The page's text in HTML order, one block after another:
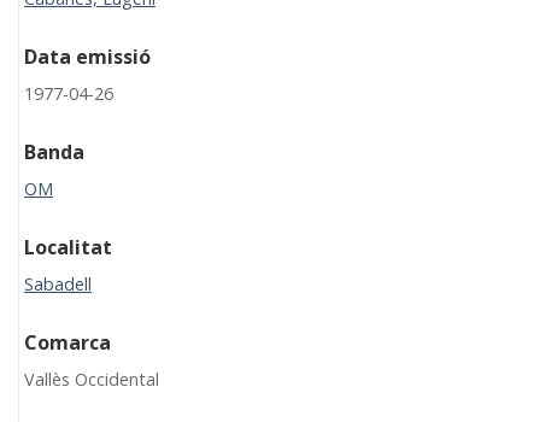
Data emissió
1977-04-26
Banda
OM
Localitat
Sabadell
Comarca
Vallès Occidental